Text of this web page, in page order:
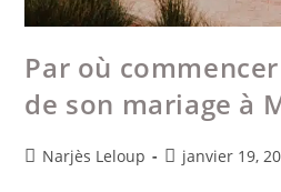
Par où
de son mariage à
Narjès Leloup janvier 19,